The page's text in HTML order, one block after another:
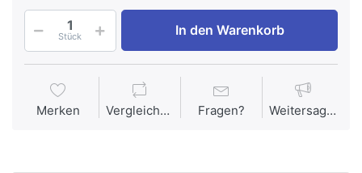
Stück In den Warenkorb
Merken Vergleichen Fragen? Weitersagen